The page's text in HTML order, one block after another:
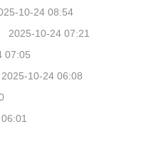
10-24 08:54
2025-10-24 07:21
07:05
2025-10-24 06:08